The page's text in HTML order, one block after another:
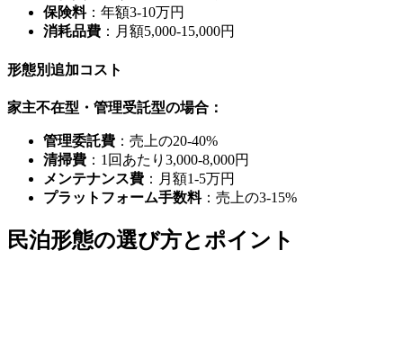
保険料：年額3-10万円
消耗品費 ：月額5,000-15,000円
形態別追加コスト
家主不在型・管理受託型の場合：
管理委託費 ：売上の20-40%
清掃費 ：1回あたり3,000-8,000円
メンテナンス費 ：月額1-5万円
プラットフォーム手数料：売上の3-15%
民泊形態の選び方とポイント